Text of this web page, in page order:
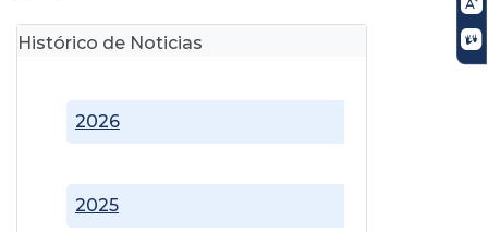
Histórico de Noticias
2025
2026